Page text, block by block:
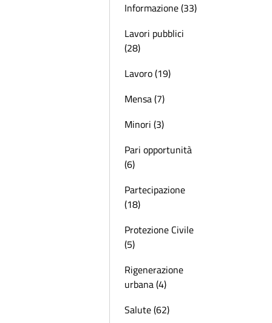
Informazione (33)
Lavori pubblici
(28)
Lavoro (19)
Mensa (7)
Minori (3)
Pari opportunità
(6)
Partecipazione
(18)
Protezione Civile
(5)
Rigenerazione
urbana (4)
Salute (62)